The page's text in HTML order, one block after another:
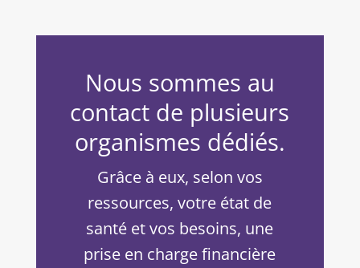
Nous sommes au
contact de plusieurs
organismes dédiés.
Grâce à eux, selon vos
ressources, votre état de
santé et vos besoins, une
prise en charge financière